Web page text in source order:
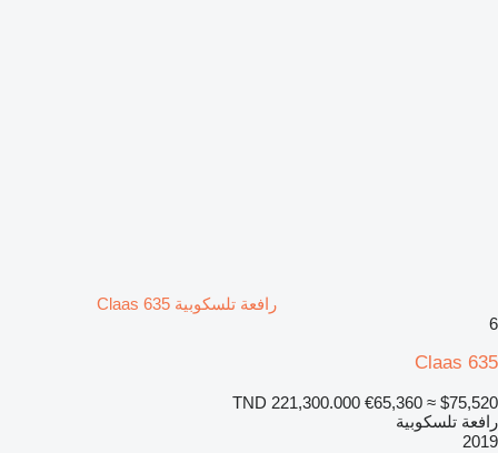
رافعة تلسكوبية Claas 635
6
Claas 635
TND 221,300.000 €65,360 ≈ $75,520
رافعة تلسكوبية
2019